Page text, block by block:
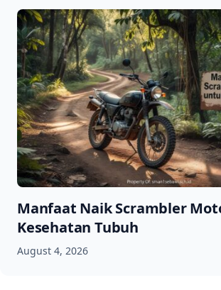
Manfaat Naik Scrambler
Kesehatan Tubuh
August 4, 2026